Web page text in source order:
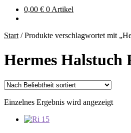
0,00 € 0 Artikel
Start /Produkte verschlagwortet mit
Hermes Halstuch
Einzelnes Ergebnis wird angezeigt